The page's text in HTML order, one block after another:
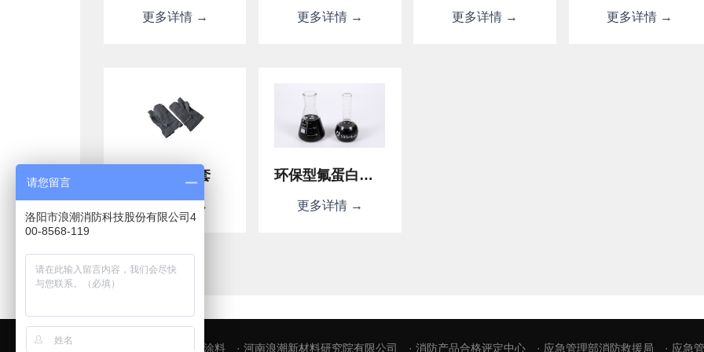
更多详情 → 更多详情 → 更多详情 → 更多详情 →
防高温手套
更多详情 →
环保型氟蛋白泡沫灭火剂FP3/6%
更多详情 →
友情链接： · 浪潮消防防火涂料 · 河南浪潮新材料研究院有限公司 · 消防产品合格评定中心 · 应急管理部消防救援局 · 应急
请您留言
洛阳市浪潮消防科技股份有限公司4
00-8568-119